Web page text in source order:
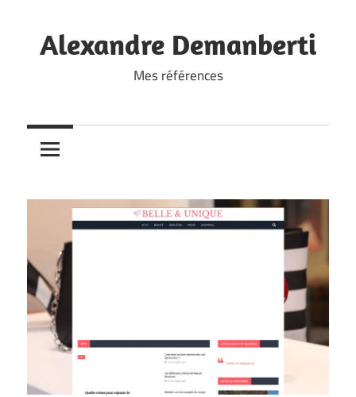
content
Alexandre Demanberti
Mes références